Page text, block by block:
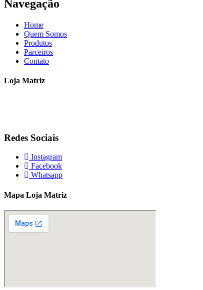
Navegação
Home
Quem Somos
Produtos
Parceiros
Contato
Loja Matriz
Redes Sociais
Instagram
Facebook
Whatsapp
Mapa Loja Matriz